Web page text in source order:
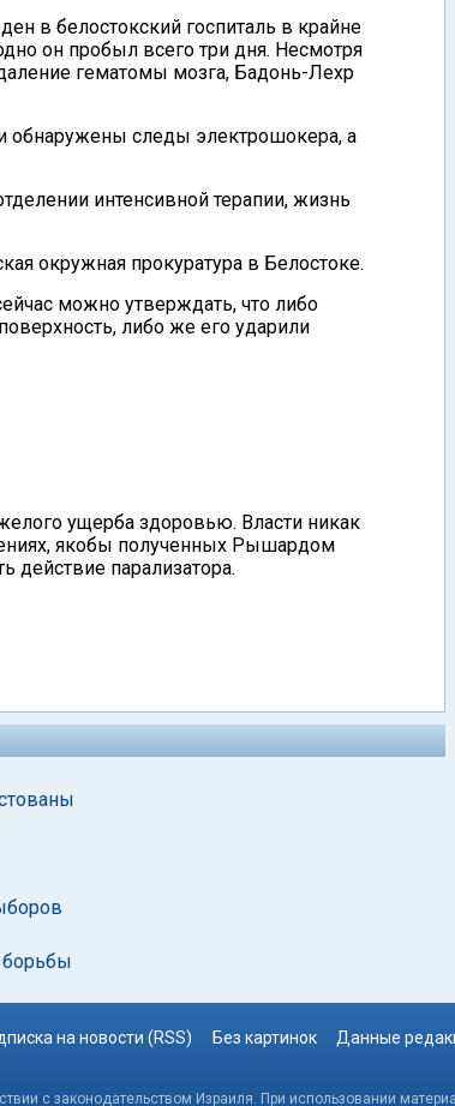
в белостокский госпиталь в крайне
он пробыл всего три дня. Несмотря
гематомы мозга, Бадонь-Лехр
обнаружены следы электрошокера, а
интенсивной терапии, жизнь
окружная прокуратура в Белостоке.
можно утверждать, что либо
либо же его ударили
ущерба здоровью. Власти никак
якобы полученных Рышардом
действие парализатора.
борьбы
на новости (RSS) Без картинок Данные
с законодательством Израиля. При использовании